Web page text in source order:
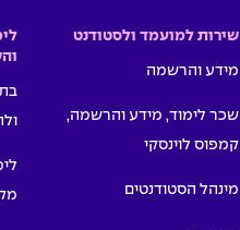
שירות למועמד ולסטודנט
מידע והרשמה
שכר לימוד, מידע והרשמה,
קמפוס לוינסקי
מינהל הסטודנטים